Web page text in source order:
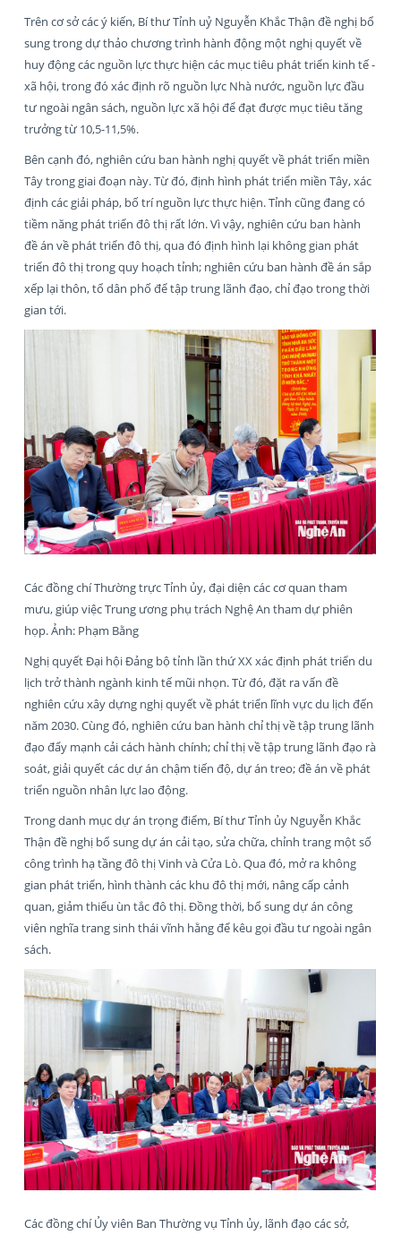
Trên cơ sở các ý kiến, Bí thư Tỉnh uỷ Nguyễn Khắc Thận đề nghị bổ
sung trong dự thảo chương trình hành động một nghị quyết về
huy động các nguồn lực thực hiện các mục tiêu phát triển kinh tế -
xã hội, trong đó xác định rõ nguồn lực Nhà nước, nguồn lực đầu
tư ngoài ngân sách, nguồn lực xã hội để đạt được mục tiêu tăng
trưởng từ 10,5-11,5%.
Bên cạnh đó, nghiên cứu ban hành nghị quyết về phát triển miền
Tây trong giai đoạn này. Từ đó, định hình phát triển miền Tây, xác
định các giải pháp, bố trí nguồn lực thực hiện. Tỉnh cũng đang có
tiềm năng phát triển đô thị rất lớn. Vì vậy, nghiên cứu ban hành
đề án về phát triển đô thị, qua đó định hình lại không gian phát
triển đô thị trong quy hoạch tỉnh; nghiên cứu ban hành đề án sắp
xếp lại thôn, tổ dân phố để tập trung lãnh đạo, chỉ đạo trong thời
gian tới.
Các đồng chí Thường trực Tỉnh ủy, đại diện các cơ quan tham
mưu, giúp việc Trung ương phụ trách Nghệ An tham dự phiên
họp. Ảnh: Phạm Bằng
Nghị quyết Đại hội Đảng bộ tỉnh lần thứ XX xác định phát triển du
lịch trở thành ngành kinh tế mũi nhọn. Từ đó, đặt ra vấn đề
nghiên cứu xây dựng nghị quyết về phát triển lĩnh vực du lịch đến
năm 2030. Cùng đó, nghiên cứu ban hành chỉ thị về tập trung lãnh
đạo đẩy mạnh cải cách hành chính; chỉ thị về tập trung lãnh đạo rà
soát, giải quyết các dự án chậm tiến độ, dự án treo; đề án về phát
triển nguồn nhân lực lao động.
Trong danh mục dự án trọng điểm, Bí thư Tỉnh ủy Nguyễn Khắc
Thận đề nghị bổ sung dự án cải tạo, sửa chữa, chỉnh trang một số
công trình hạ tầng đô thị Vinh và Cửa Lò. Qua đó, mở ra không
gian phát triển, hình thành các khu đô thị mới, nâng cấp cảnh
quan, giảm thiểu ùn tắc đô thị. Đồng thời, bổ sung dự án công
viên nghĩa trang sinh thái vĩnh hằng để kêu gọi đầu tư ngoài ngân
sách.
Các đồng chí Ủy viên Ban Thường vụ Tỉnh ủy, lãnh đạo các sở,